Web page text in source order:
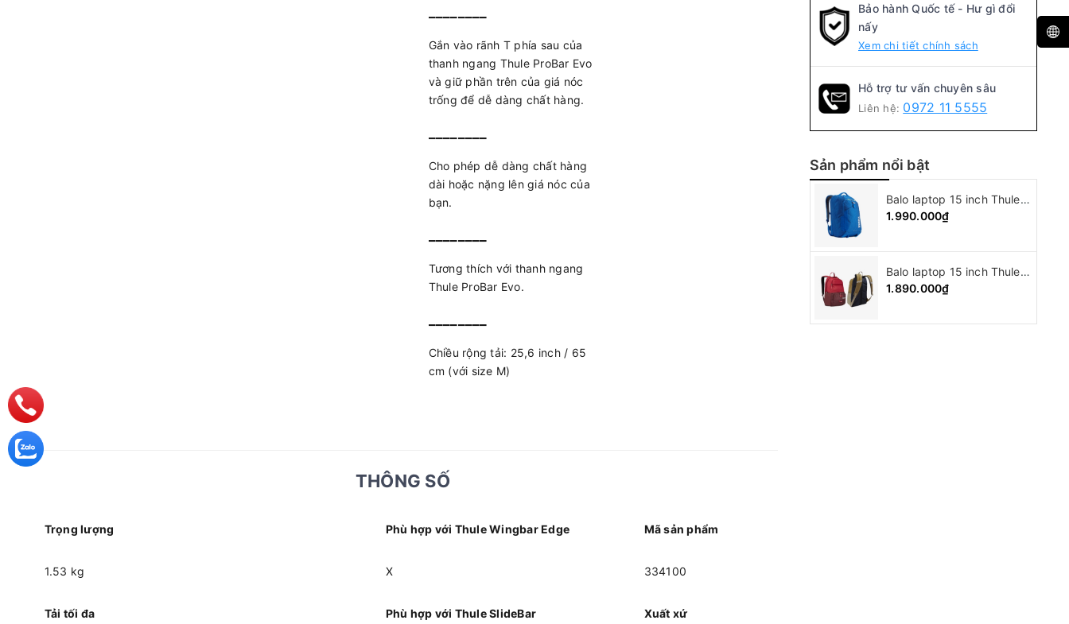
Gắn vào rãnh T phía sau của
thanh ngang Thule ProBar Evo
và giữ phần trên của giá nóc
trống để dễ dàng chất hàng.
Cho phép dễ dàng chất hàng
dài hoặc nặng lên giá nóc của
bạn.
Tương thích với thanh ngang
Thule ProBar Evo.
Chiều rộng tải: 25,6 inch / 65
cm (với size M)
THÔNG SỐ
Trọng lượng Phù hợp với Thule Wingbar Edge Mã sản phẩm
1.53 kg X 334100
Tải tối đa Phù hợp với Thule SlideBar Xuất xứ
Bảo hành Quốc tế - Hư gì đổi
nấy
Xem chi tiết chính sách
Hỗ trợ tư vấn chuyên sâu
Liên hệ: 0972 11 5555
Sản phẩm nổi bật
Balo laptop 15 inch Thule Crossover backpack
1.990.000₫
Balo laptop 15 inch Thule Departer backpack ( 21L )
1.890.000₫